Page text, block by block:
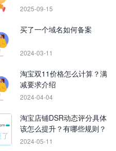
2025-09-15
买了一个域名如何备案
2024-03-11
淘宝双11价格怎么计算？满
减要求介绍
2024-04-04
淘宝店铺DSR动态评分具体
该怎么提升？有哪些规则？
2024-05-11